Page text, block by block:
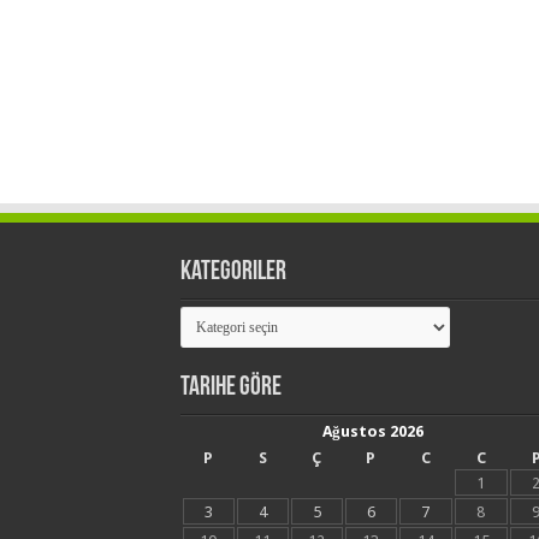
Kategoriler
Kategoriler
Tarihe Göre
Ağustos 2026
P
S Ç P C C
P
1
2
3
4 5 6 7 8
9